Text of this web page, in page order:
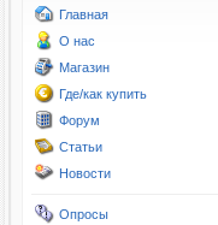
Главная
О нас
Магазин
Где/как купить
Форум
Статьи
Новости
Опросы